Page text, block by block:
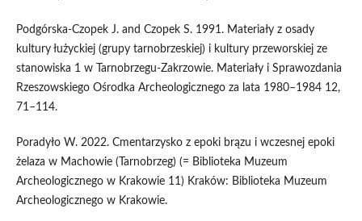
Podgórska-Czopek J. and Czopek S. 1991. Materiały z osady
kultury łużyckiej (grupy tarnobrzeskiej) i kultury przeworskiej ze
stanowiska 1 w Tarnobrzegu-Zakrzowie. Materiały i Sprawozdania
Rzeszowskiego Ośrodka Archeologicznego za lata 1980–1984 12,
71–114.
Poradyło W. 2022. Cmentarzysko z epoki brązu i wczesnej epoki
żelaza w Machowie (Tarnobrzeg) (= Biblioteka Muzeum
Archeologicznego w Krakowie 11) Kraków: Biblioteka Muzeum
Archeologicznego w Krakowie.